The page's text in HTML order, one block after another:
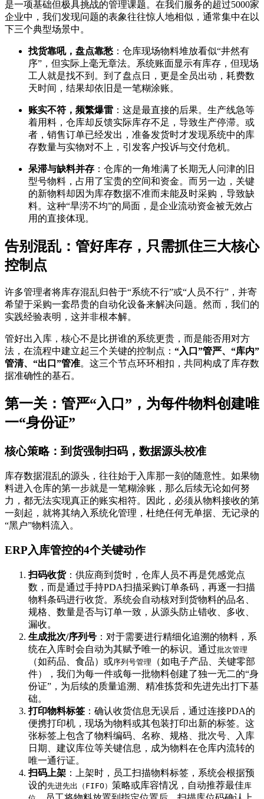
是一项基础但极具挑战的管理课题。在我们服务的超过5000家
企业中，我们发现问题的表象往往惊人地相似，通常集中在以
下三个典型场景中。
找货靠吼，盘点靠愁 ：仓库现场物料堆放看似“井然有
序”，但实际上毫无章法。系统账面显示有库存，但现场
工人就是找不到。到了盘点日，更是全员出动，耗费数
天时间，结果却依旧是一笔糊涂账。
账实不符，频繁爆雷 ：这是最直接的后果。生产线急等
着用料，仓库却反馈实际库存不足，导致生产停滞。或
者，销售订单已经发出，准备发货时才发现系统中的库
存数量与实物对不上，引发客户投诉与交付危机。
呆滞与缺料并存 ：仓库的一角堆满了长期无人问津的旧
型号物料，占用了宝贵的空间和资金。而另一边，关键
的新物料却因为库存数据不准而未能及时采购，导致缺
料。这种“旱涝不均”的局面，是企业流动资金被无效占
用的直接体现。
告别混乱：管好库存，只需抓住三大核心
控制点
许多管理者将库存混乱归咎于“系统不行”或“人员不行”，并寄
希望于采购一套昂贵的自动化设备来解决问题。然而，我们的
实践经验表明，这并非根本解。
管好出入库，核心不是比拼谁的系统更贵，而是能否用对方
法，在流程中建立起三个关键的控制点： “入口”管严、“库内”
管清、“出口”管准。这三个节点环环相扣，共同构成了库存数
据准确性的基石。
第一关：管严“入口”，为每件物料创建唯
一“身份证”
核心策略：到货强制扫码，数据源头校准
库存数据混乱的源头，往往始于入库那一刻的随意性。如果物
料进入仓库的第一步就是一笔糊涂账，那么后续无论如何努
力，都无法实现真正的账实相符。因此，必须从物料接收的第
一刻起，就将其纳入系统化管理，杜绝任何无单据、无记录的
“黑户”物料流入。
ERP入库管控的4个关键动作
扫码收货：供应商到货时，仓库人员不再是凭感觉点
数，而是通过手持PDA扫描采购订单条码，再逐一扫描
物料条码进行收货。系统会自动核对到货物料的品名、
规格、数量是否与订单一致，从源头防止错收、多收、
漏收。
生成批次/序列号 ：对于需要进行精细化追溯的物料，系
统在入库时会自动为其赋予唯一的标识。通过批次管理
（如药品、食品）或序列号管理
（如电子产品、关键零部
件），我们为每一件或每一批物料创建了独一无二的“身
份证”，为后续的质量追溯、精准拣货和先进先出打下基
础。
打印物料标签 ：确认收货信息无误后，通过连接PDA的
便携打印机，现场为物料或其包装打印出新的标签。这
张标签上包含了物料编码、名称、规格、批次号、入库
日期、建议库位等关键信息，成为物料在仓库内流转的
唯一通行证。
扫码上架 ：上架时，员工扫描物料标签，系统会根据预
设的先进先出（FIFO） 策略或库容情况，自动推荐最佳库